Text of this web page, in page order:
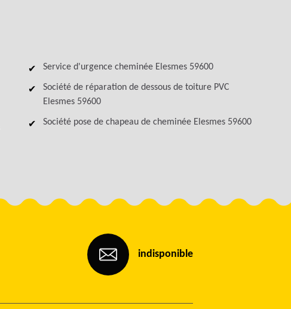
Service d'urgence cheminée Elesmes 59600
Société de réparation de dessous de toiture PVC
Elesmes 59600
Société pose de chapeau de cheminée Elesmes 59600
indisponible